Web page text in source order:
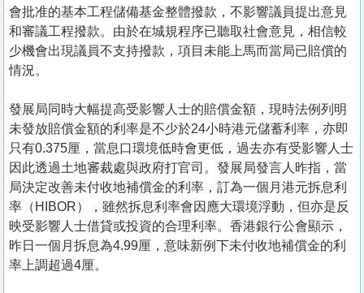
會批准的基本工程儲備基金整體撥款，不影響議員提出意見
和審議工程撥款。由於在城規程序已聽取社會意見，相信較
少機會出現議員不支持撥款，項目未能上馬而當局已賠償的
情況。
發展局同時大幅提高受影響人士的賠償金額，現時法例列明
未發放賠償金額的利率是不少於24小時港元儲蓄利率，亦即
只有0.375厘，當息口環境低時會更低，過去亦有受影響人士
因此透過土地審裁處與政府打官司。發展局發言人昨指，當
局決定改善未付收地補償金的利率，訂為一個月港元拆息利
率（HIBOR），雖然拆息利率會因應大環境浮動，但亦是反
映受影響人士借貸或投資的合理利率。香港銀行公會顯示，
昨日一個月拆息為4.99厘，意味新例下未付收地補償金的利
率上調超過4厘。